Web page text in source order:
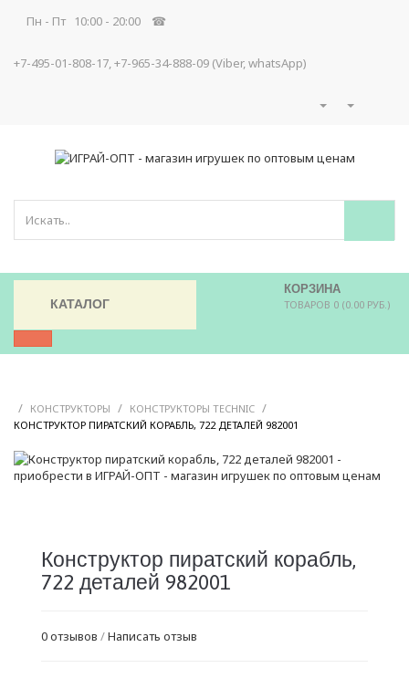
Пн - Пт 10:00 - 20:00 ☎
+7-495-01-808-17, +7-965-34-888-09 (Viber, whatsApp)
КОРЗИНА
ТОВАРОВ 0 (0.00 РУБ.)
КАТАЛОГ
/ КОНСТРУКТОРЫ / КОНСТРУКТОРЫ TECHNIC /
КОНСТРУКТОР ПИРАТСКИЙ КОРАБЛЬ, 722 ДЕТАЛЕЙ 982001
Конструктор пиратский корабль,
722 деталей 982001
0 отзывов /Написать отзыв